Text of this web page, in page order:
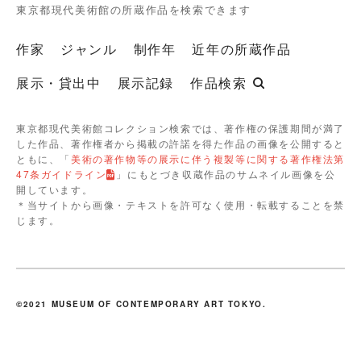
東京都現代美術館の所蔵作品を検索できます
作家 ジャンル 制作年
近年の所蔵作品
展示・貸出中
展示記録 作品検索
東京都現代美術館コレクション検索では、著作権の保護期間が満了
した作品、著作権者から掲載の許諾を得た作品の画像を公開すると
ともに、「美術の著作物等の展示に伴う複製等に関する著作権法第
47条ガイドライン
」にもとづき収蔵作品のサムネイル画像を公
開しています。
＊当サイトから画像・テキストを許可なく使用・転載することを禁
じます。
©2021 MUSEUM OF CONTEMPORARY ART TOKYO.